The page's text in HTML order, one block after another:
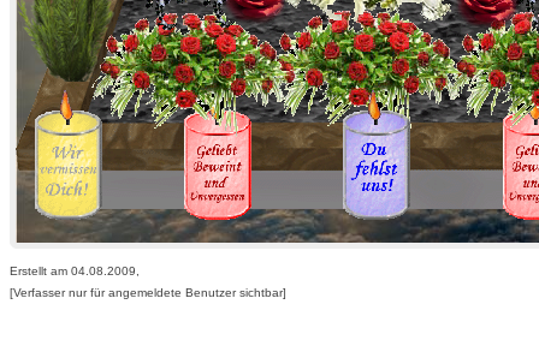
Erstellt am 04.08.2009,
[Verfasser nur für angemeldete Benutzer sichtbar]